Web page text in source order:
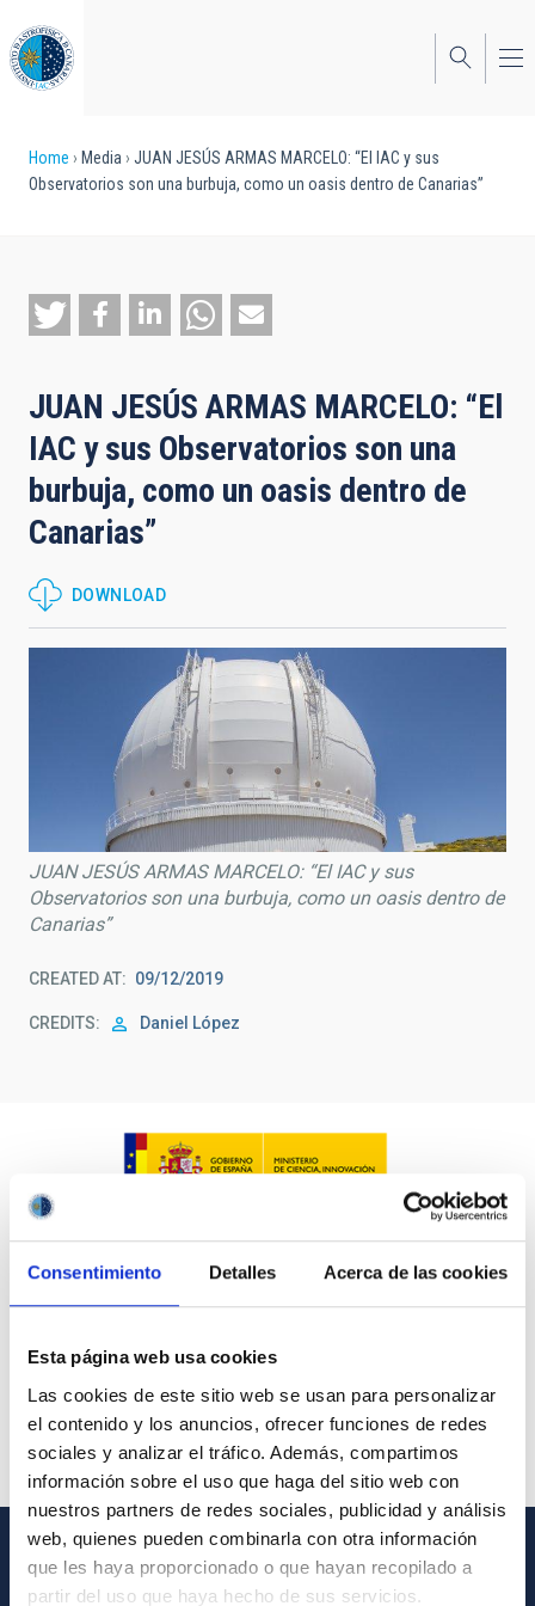
Consentimiento Detalles Acerca de las cookies
Esta página web usa cookies
Las cookies de este sitio web se usan para personalizar
el contenido y los anuncios, ofrecer funciones de redes
sociales y analizar el tráfico. Además, compartimos
información sobre el uso que haga del sitio web con
nuestros partners de redes sociales, publicidad y análisis
web, quienes pueden combinarla con otra información
que les haya proporcionado o que hayan recopilado a
partir del uso que haya hecho de sus servicios.
to
main
content
Breadcrumb
Home Media
JUAN JESÚS ARMAS MARCELO: “El IAC y sus
Observatorios son una burbuja, como un oasis dentro de Canarias”
JUAN JESÚS ARMAS MARCELO: “El
IAC y sus Observatorios son una
burbuja, como un oasis dentro de
Canarias”
DOWNLOAD
JUAN JESÚS ARMAS MARCELO: “El IAC y sus
Observatorios son una burbuja, como un oasis dentro de
Canarias”
CREATED AT 09/12/2019
CREDITS Daniel López
GENERAL INFORMATION